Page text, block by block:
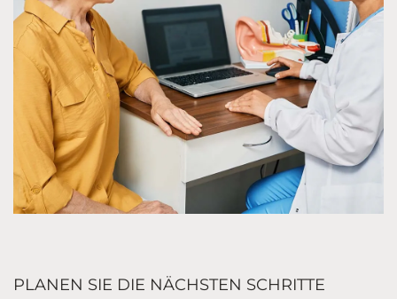
PLANEN SIE DIE NÄCHSTEN SCHRITTE